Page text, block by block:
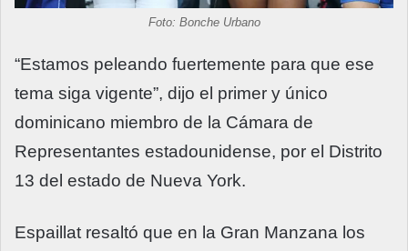
Foto: Bonche Urbano
“Estamos peleando fuertemente para que ese
tema siga vigente”, dijo el primer y único
dominicano miembro de la Cámara de
Representantes estadounidense, por el Distrito
13 del estado de Nueva York.
Espaillat resaltó que en la Gran Manzana los